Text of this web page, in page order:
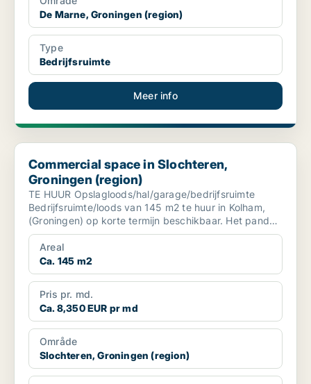
De Marne, Groningen (region)
Type
Bedrijfsruimte
Meer info
Commercial space in Slochteren, Groningen (region)
Commercial space in Slochteren,
Groningen (region)
TE HUUR Opslagloods/hal/garage/bedrijfsruimte
Bedrijfsruimte/loods van 145 m2 te huur in Kolham,
(Groningen) op korte termijn beschikbaar. Het pand
heeft ...
Areal
Ca. 145 m2
Pris pr. md.
Ca. 8,350 EUR pr md
Område
Slochteren, Groningen (region)